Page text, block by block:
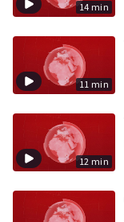
14 min
11 min
12 min